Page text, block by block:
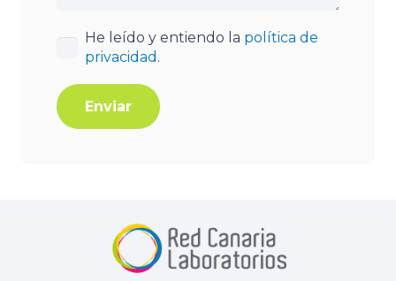
He leído y entiendo la política de
privacidad .
Enviar